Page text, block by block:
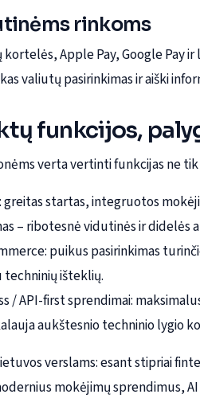
rinkoms
kortelės, Apple Pay, Google Pay
valiutų pasirinkimas ir aiški
funkcijos,
verta vertinti funkcijas ne
greitas startas, integruotos
– ribotesnė vidutinės ir didelės
puikus pasirinkimas
techninių išteklių.
/ API-first sprendimai:
aukštesnio techninio lygio
verslams: esant stipriai
mokėjimų sprendimus,